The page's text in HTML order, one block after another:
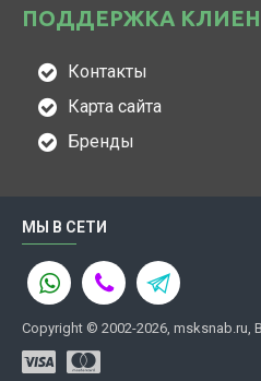
ПОДДЕРЖКА
Контакты
Карта сайта
Бренды
МЫ В СЕТИ
Copyright © 2002-2026, msksnab.ru,